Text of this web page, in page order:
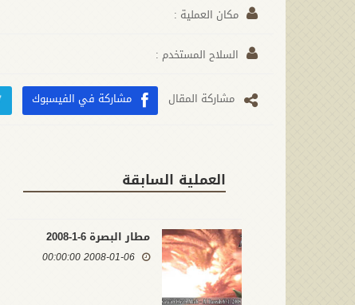
مكان العملية :
السلاح المستخدم :
مشارکة المقال مشاركة في الفيسبوك
العملية السابقة
مطار البصرة 6-1-2008
2008-01-06 00:00:00